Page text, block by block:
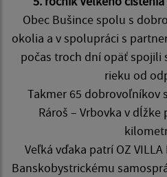
Obec Bušince spolu s
okolia a v spolupráci s
počas troch dní opäť spojili
rieku od
Takmer 65 dobrovoľníkov
Rároš – Vrbovka v
Veľká vďaka patrí OZ
Banskobystrickému